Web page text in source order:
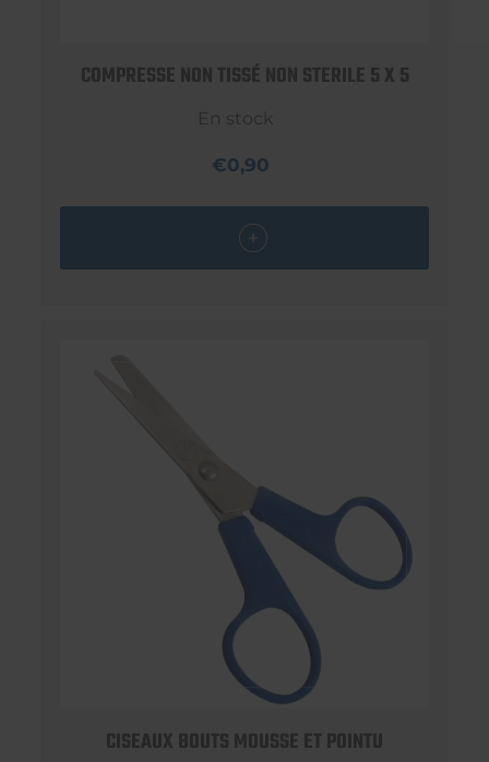
COMPRESSE NON TISSÉ NON STERILE 5 X 5
En stock
€0,90
CISEAUX BOUTS MOUSSE ET POINTU